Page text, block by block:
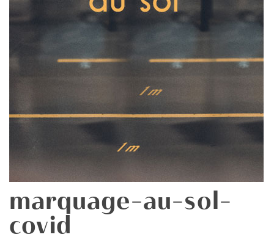
marquage-au-sol-
covid